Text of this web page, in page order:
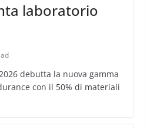
laboratorio
debutta la nuova gamma
con il 50% di materiali